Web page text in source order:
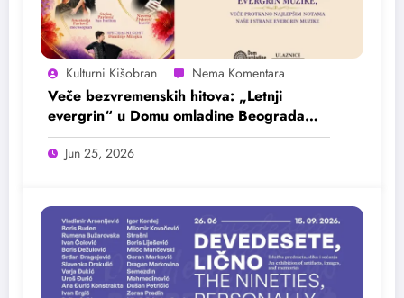
Kulturni Kišobran
Veče bezvremenskih hitova: „Letnji
evergrin“ u Domu omladine Beograda
25. juna
Jun 25, 2026